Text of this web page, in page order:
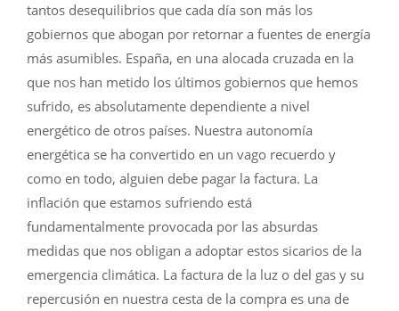
tantos desequilibrios que cada día son más los
gobiernos que abogan por retornar a fuentes de energía
más asumibles. España, en una alocada cruzada en la
que nos han metido los últimos gobiernos que hemos
sufrido, es absolutamente dependiente a nivel
energético de otros países. Nuestra autonomía
energética se ha convertido en un vago recuerdo y
como en todo, alguien debe pagar la factura. La
inflación que estamos sufriendo está
fundamentalmente provocada por las absurdas
medidas que nos obligan a adoptar estos sicarios de la
emergencia climática. La factura de la luz o del gas y su
repercusión en nuestra cesta de la compra es una de